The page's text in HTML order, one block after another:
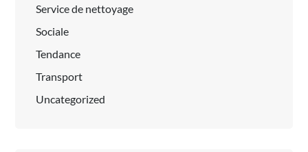
Service de nettoyage
Sociale
Tendance
Transport
Uncategorized